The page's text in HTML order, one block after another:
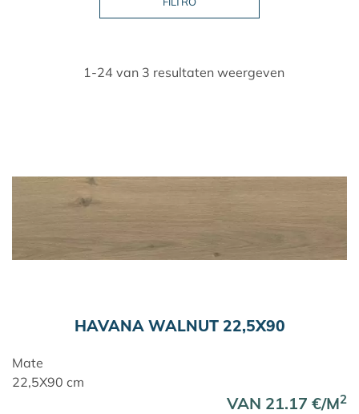
1-24 van 3 resultaten weergeven
HAVANA WALNUT 22,5X90
Mate
22,5X90 cm
VAN 21.17 €/M2